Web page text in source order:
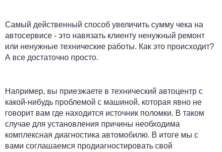
Самый действенный способ увеличить сумму чека на
автосервисе - это навязать клиенту ненужный ремонт
или ненужные технические работы. Как это происходит?
А все достаточно просто.
Например, вы приезжаете в технический автоцентр с
какой-нибудь проблемой с машиной, которая явно не
говорит вам где находится источник поломки. В таком
случае для установления причины необходима
комплексная диагностика автомобилю. В итоге мы с
вами соглашаемся продиагностировать свой